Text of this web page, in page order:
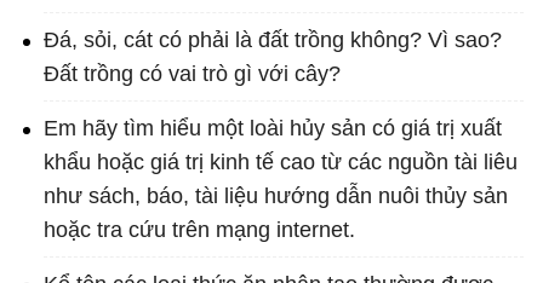
Đá, sỏi, cát có phải là đất trồng không? Vì sao?
Đất trồng có vai trò gì với cây?
Em hãy tìm hiểu một loài hủy sản có giá trị xuất
khẩu hoặc giá trị kinh tế cao từ các nguồn tài liêu
như sách, báo, tài liệu hướng dẫn nuôi thủy sản
hoặc tra cứu trên mạng internet.